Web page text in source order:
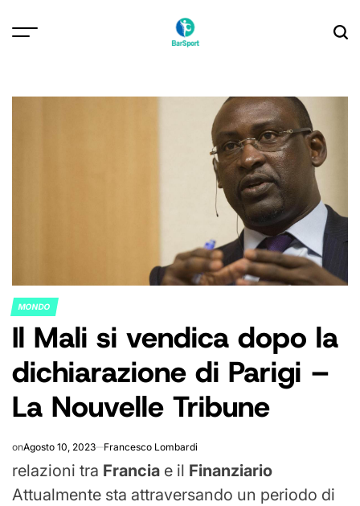
POSTED
IN
MONDO
Il Mali si vendica dopo la
dichiarazione di Parigi –
La Nouvelle Tribune
onAgosto 10, 2023 Francesco Lombardi
relazioni tra Francia e il Finanziario
Attualmente sta attraversando un periodo di